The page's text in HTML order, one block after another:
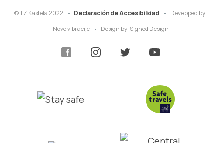
© TZ Kastela 2022 Declaración de Accesibilidad
Developed by:
Nove vibracije
Design by: Signed Design